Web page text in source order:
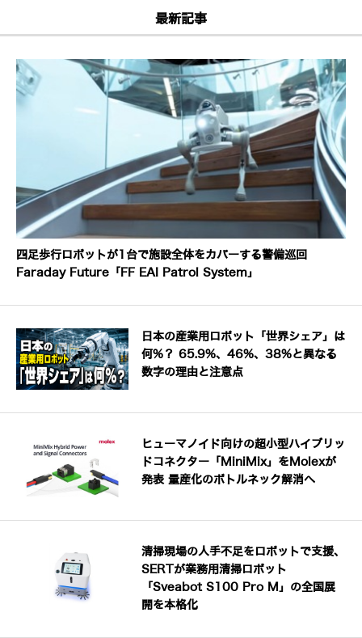
最新記事
四足歩行ロボットが1台で施設全体をカバーする警備巡回
Faraday Future「FF EAI Patrol System」
日本の産業用ロボット「世界シェア」は
何%？ 65.9%、46%、38%と異なる
数字の理由と注意点
ヒューマノイド向けの超小型ハイブリッ
ドコネクター「MiniMix」をMolexが
発表 量産化のボトルネック解消へ
清掃現場の人手不足をロボットで支援、
SERTが業務用清掃ロボット
「Sveabot S100 Pro M」の全国展
開を本格化